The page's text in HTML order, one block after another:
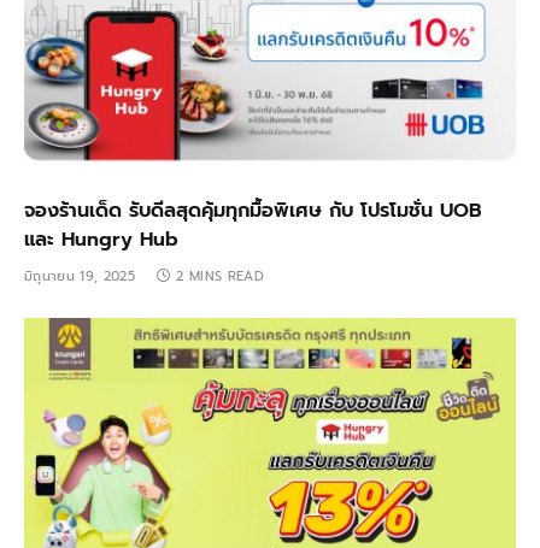
จองร้านเด็ด รับดีลสุดคุ้มทุกมื้อพิเศษ กับ โปรโมชั่น UOB
และ Hungry Hub
มิถุนายน 19, 2025 2 MINS READ